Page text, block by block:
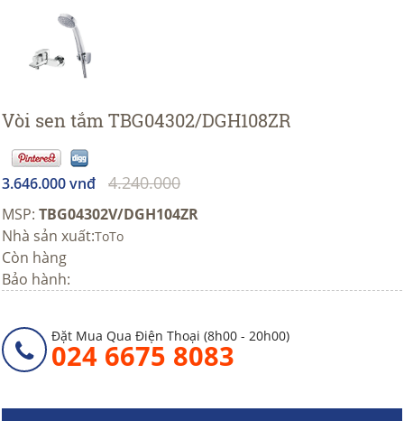
Vòi sen tắm TBG04302/DGH108ZR
3.646.000 vnđ 4.240.000
MSP: TBG04302V/DGH104ZR
Nhà sản xuất:ToTo
Còn hàng
Bảo hành:
Đặt Mua Qua Điện Thoại (8h00 - 20h00)
024 6675 8083